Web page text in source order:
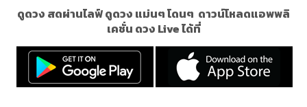
ดูดวง สดผ่านไลฟ์ ดูดวง แม่นๆ โดนๆ ดาวน์โหลดแอพพลิ
เคชั่น ดวง Live ได้ที่